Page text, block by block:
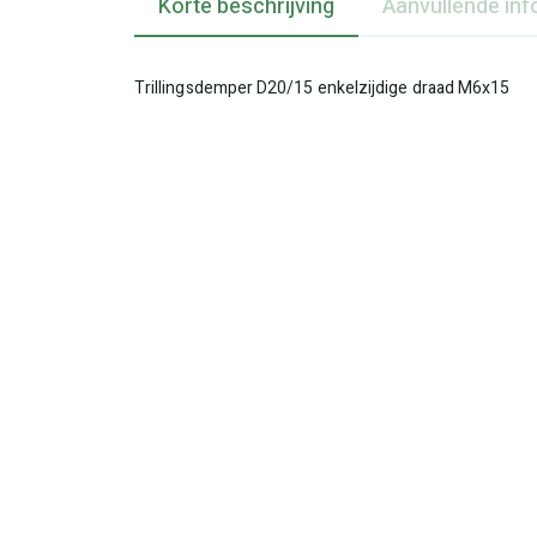
Korte beschrijving Aanvullende
Trillingsdemper D20/15 enkelzijdige draad M6x15